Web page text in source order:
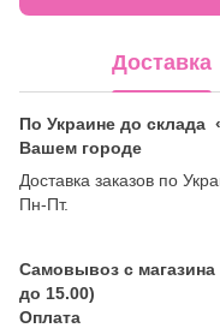
Доставка
По Украине до
Вашем городе
Доставка заказов по
Пн-Пт.
Самовывоз с магазина
до 15.00)
Оплата